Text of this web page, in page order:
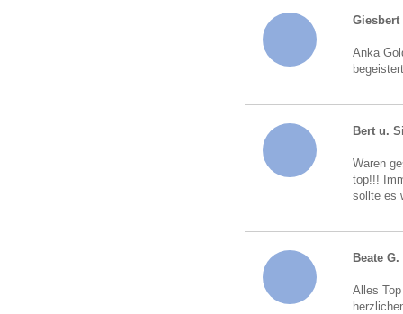
Giesbert
Anka
Bert u.
Waren
top!!!
sollte es
Beate G.
Alles